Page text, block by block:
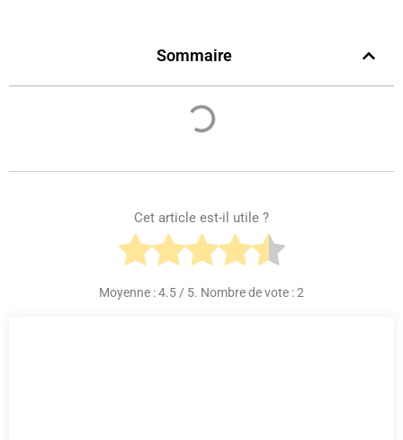
Sommaire
Cet article est-il utile ?
Moyenne :4.5 / 5. Nombre de vote :2